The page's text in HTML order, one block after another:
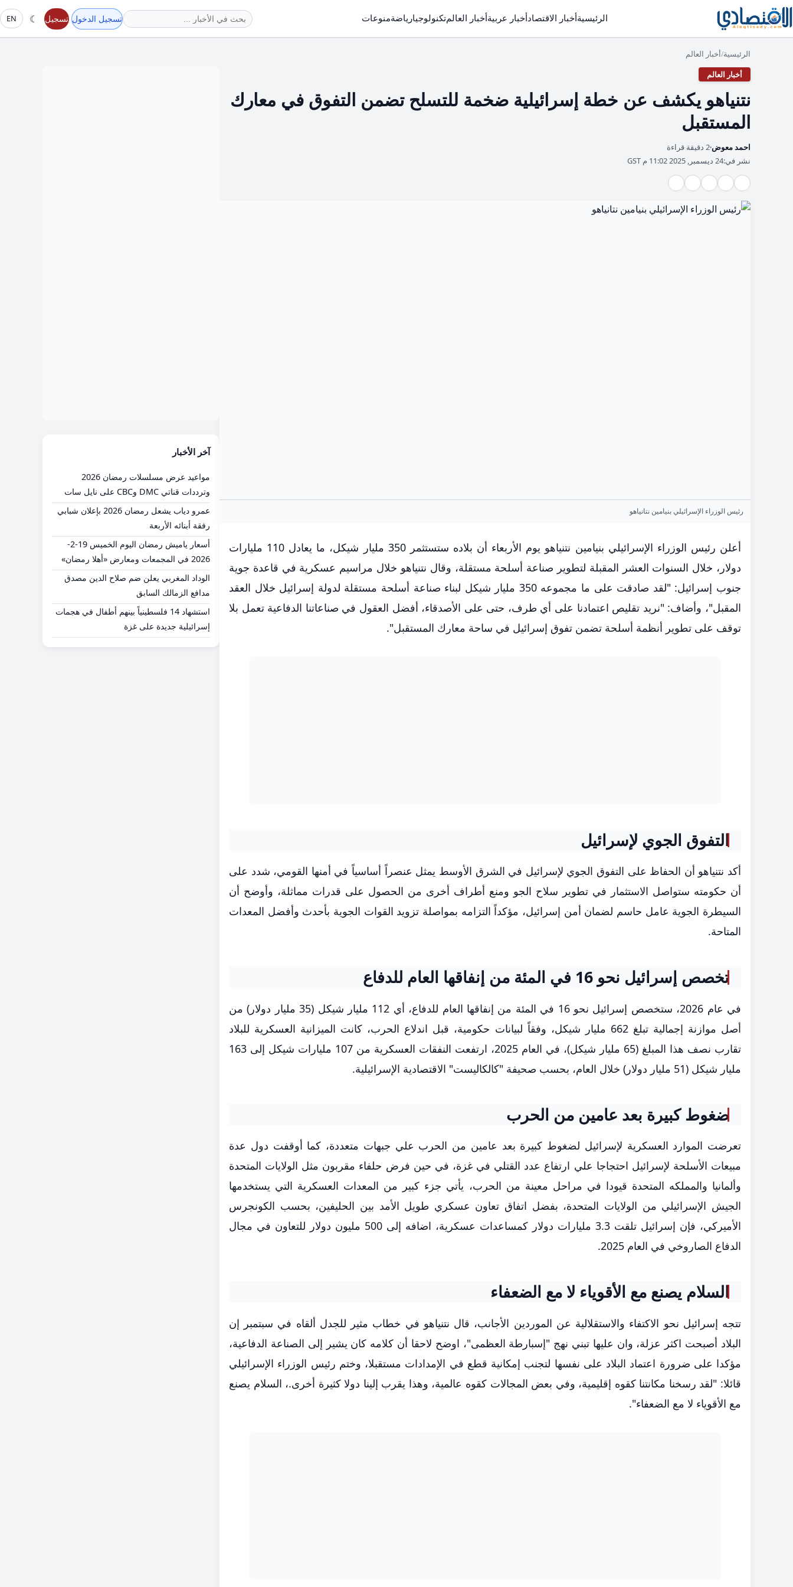
الرئيسيةأخبار الاقتصادأخبار عربيةأخبار العالمتكنولوجيارياضةمنوعات تسجيل الدخول تسجيل ☾
EN
الرئيسية/أخبار العالم
أخبار العالم
نتنياهو يكشف عن خطة إسرائيلية ضخمة للتسلح تضمن التفوق في معارك
المستقبل
احمد معوض 2 دقيقة قراءة
نشر في:24 ديسمبر, 2025 11:02 م GST
رئيس الوزراء الإسرائيلي بنيامين نتانياهو
أعلن رئيس الوزراء الإسرائيلي بنيامين نتنياهو يوم الأربعاء أن بلاده ستستثمر 350 مليار شيكل، ما يعادل 110 مليارات
دولار، خلال السنوات العشر المقبلة لتطوير صناعة أسلحة مستقلة، وقال نتنياهو خلال مراسيم عسكرية في قاعدة جوية
جنوب إسرائيل: "لقد صادقت على ما مجموعه 350 مليار شيكل لبناء صناعة أسلحة مستقلة لدولة إسرائيل خلال العقد
المقبل"، وأضاف: "نريد تقليص اعتمادنا على أي طرف، حتى على الأصدقاء، أفضل العقول في صناعاتنا الدفاعية تعمل بلا
توقف على تطوير أنظمة أسلحة تضمن تفوق إسرائيل في ساحة معارك المستقبل".
التفوق الجوي لإسرائيل
أكد نتنياهو أن الحفاظ على التفوق الجوي لإسرائيل في الشرق الأوسط يمثل عنصراً أساسياً في أمنها القومي، شدد على
أن حكومته ستواصل الاستثمار في تطوير سلاح الجو ومنع أطراف أخرى من الحصول على قدرات مماثلة، وأوضح أن
السيطرة الجوية عامل حاسم لضمان أمن إسرائيل، مؤكداً التزامه بمواصلة تزويد القوات الجوية بأحدث وأفضل المعدات
المتاحة.
تخصص إسرائيل نحو 16 في المئة من إنفاقها العام للدفاع
في عام 2026، ستخصص إسرائيل نحو 16 في المئة من إنفاقها العام للدفاع، أي 112 مليار شيكل (35 مليار دولار) من
أصل موازنة إجمالية تبلغ 662 مليار شيكل، وفقاً لبيانات حكومية، قبل اندلاع الحرب، كانت الميزانية العسكرية للبلاد
تقارب نصف هذا المبلغ (65 مليار شيكل)، في العام 2025، ارتفعت النفقات العسكرية من 107 مليارات شيكل إلى 163
مليار شيكل (51 مليار دولار) خلال العام، بحسب صحيفة "كالكاليست" الاقتصادية الإسرائيلية.
ضغوط كبيرة بعد عامين من الحرب
تعرضت الموارد العسكرية لإسرائيل لضغوط كبيرة بعد عامين من الحرب علي جبهات متعددة، كما أوقفت دول عدة
مبيعات الأسلحة لإسرائيل احتجاجا علي ارتفاع عدد القتلي في غزة، في حين فرض حلفاء مقربون مثل الولايات المتحدة
وألمانيا والمملكه المتحدة قيودا في مراحل معينة من الحرب، يأتي جزء كبير من المعدات العسكرية التي يستخدمها
الجيش الإسرائيلي من الولايات المتحدة، بفضل اتفاق تعاون عسكري طويل الأمد بين الحليفين، بحسب الكونجرس
الأميركي، فإن إسرائيل تلقت 3.3 مليارات دولار كمساعدات عسكرية، اضافه إلى 500 مليون دولار للتعاون في مجال
الدفاع الصاروخي في العام 2025.
السلام يصنع مع الأقوياء لا مع الضعفاء
تتجه إسرائيل نحو الاكتفاء والاستقلالية عن الموردين الأجانب، قال نتنياهو في خطاب مثير للجدل ألقاه في سبتمبر إن
البلاد أصبحت اكثر عزلة، وان عليها تبني نهج "إسبارطة العظمى"، اوضح لاحقا أن كلامه كان يشير إلى الصناعة الدفاعية،
مؤكدا على ضرورة اعتماد البلاد على نفسها لتجنب إمكانية قطع في الإمدادات مستقبلا، وختم رئيس الوزراء الإسرائيلي
قائلا: "لقد رسخنا مكانتنا كقوه إقليمية، وفي بعض المجالات كقوه عالمية، وهذا يقرب إلينا دولا كثيرة أخرى.، السلام يصنع
مع الأقوياء لا مع الضعفاء".
آخر الأخبار
مواعيد عرض مسلسلات رمضان 2026
وترددات قناتي DMC وCBC على نايل سات
عمرو دياب يشعل رمضان 2026 بإعلان شبابي
رفقة أبنائه الأربعة
أسعار ياميش رمضان اليوم الخميس 19-2-
2026 في المجمعات ومعارض «أهلا رمضان»
الوداد المغربي يعلن ضم صلاح الدين مصدق
مدافع الزمالك السابق
استشهاد 14 فلسطينياً بينهم أطفال في هجمات
إسرائيلية جديدة على غزة